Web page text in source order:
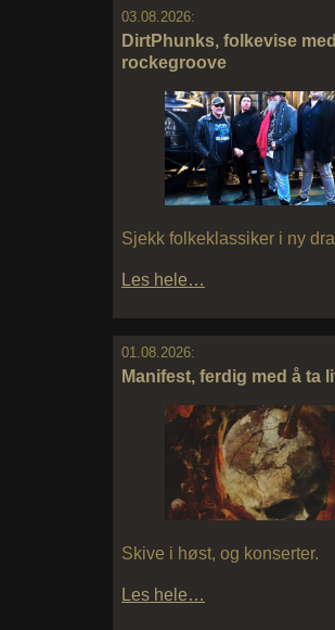
03.08.2026:
DirtPhunks, folkevise med
rockegroove
Sjekk folkeklassiker i ny
Les hele…
01.08.2026:
Manifest, ferdig med å ta
Skive i høst, og konserter.
Les hele…